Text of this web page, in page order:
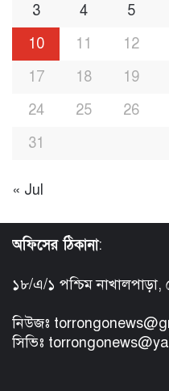
3
4 5
10
11 12
17
18 19
24
25 26
31
« Jul
অফিসের ঠিকানা:
১৮/এ/১ পশ্চিম
নিউজঃ
সিভিঃ